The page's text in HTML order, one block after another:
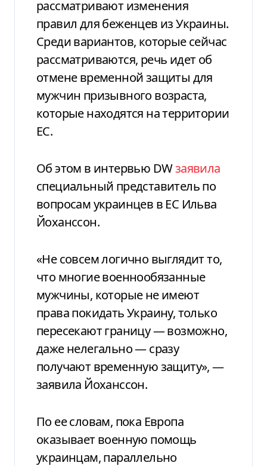
рассматривают изменения
правил для беженцев из Украины.
Среди вариантов, которые сейчас
рассматриваются, речь идет об
отмене временной защиты для
мужчин призывного возраста,
которые находятся на территории
ЕС.
Об этом в интервью DWзаявила
специальный представитель по
вопросам украинцев в ЕС Ильва
Йоханссон.
«Не совсем логично выглядит то,
что многие военнообязанные
мужчины, которые не имеют
права покидать Украину, только
пересекают границу — возможно,
даже нелегально — сразу
получают временную защиту», —
заявила Йоханссон.
По ее словам, пока Европа
оказывает военную помощь
украинцам, параллельно